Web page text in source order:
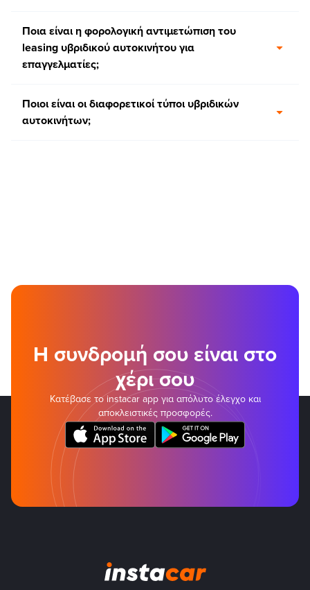
Ποια είναι η φορολογική αντιμετώπιση του
leasing υβριδικού αυτοκινήτου για
επαγγελματίες;
Ποιοι είναι οι διαφορετικοί τύποι υβριδικών
αυτοκινήτων;
Η συνδρομή σου είναι στο
χέρι σου
Κατέβασε το instacar app για απόλυτο έλεγχο και
αποκλειστικές προσφορές.